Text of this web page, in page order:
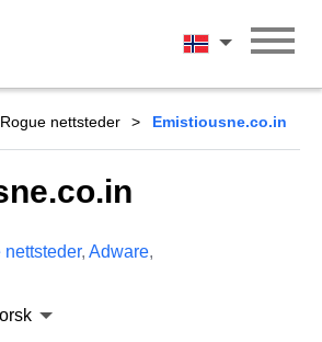
Norsk
Rogue nettsteder Emistiousne.co.in
nettsteder, Adware,